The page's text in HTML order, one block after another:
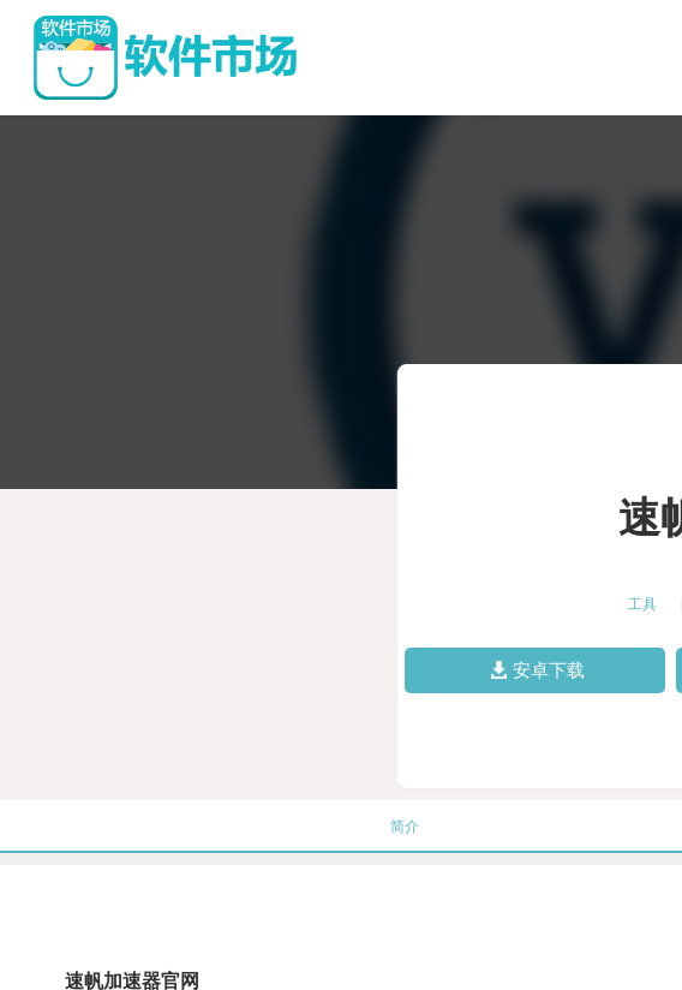
速
工具
安卓下载
简介
速帆加速器官网